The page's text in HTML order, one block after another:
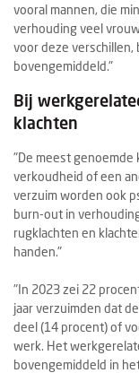
vooral mannen, die
verhouding veel
voor deze
bovengemiddeld."
Bij
klachten
"De meest genoemde
verkoudheid of een
verzuim worden ook
burn-out in
rugklachten en
handen."
"In 2023 zei 22
jaar verzuimden dat
deel (14 procent) of
werk. Het
bovengemiddeld in